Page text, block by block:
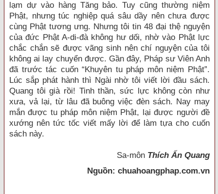
lạm dự vào hàng Tăng bảo. Tuy cũng thường niệm
Phật, nhưng túc nghiệp quá sâu dầy nên chưa được
cùng Phật tương ưng. Nhưng tôi tin 48 đại thệ nguyện
của đức Phật A-di-đà không hư dối, nhờ vào Phật lực
chắc chắn sẽ được vãng sinh nên chí nguyện của tôi
không ai lay chuyển được. Gần đây, Pháp sư Viên Anh
đã trước tác cuốn “Khuyên tu pháp môn niệm Phật”.
Lúc sắp phát hành thì Ngài nhờ tôi viết lời đầu sách.
Quang tôi già rồi! Tinh thần, sức lực không còn như
xưa, vả lại, từ lâu đã buông việc đèn sách. Nay may
mắn được tu pháp môn niệm Phật, lại được người đề
xướng nên tức tốc viết mấy lời để làm tựa cho cuốn
sách này.
Sa-môn Thích Ấn Quang
Nguồn: chuahoangphap.com.vn